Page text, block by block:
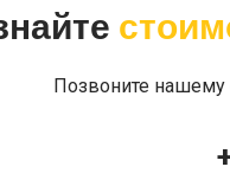
Позвоните нашему